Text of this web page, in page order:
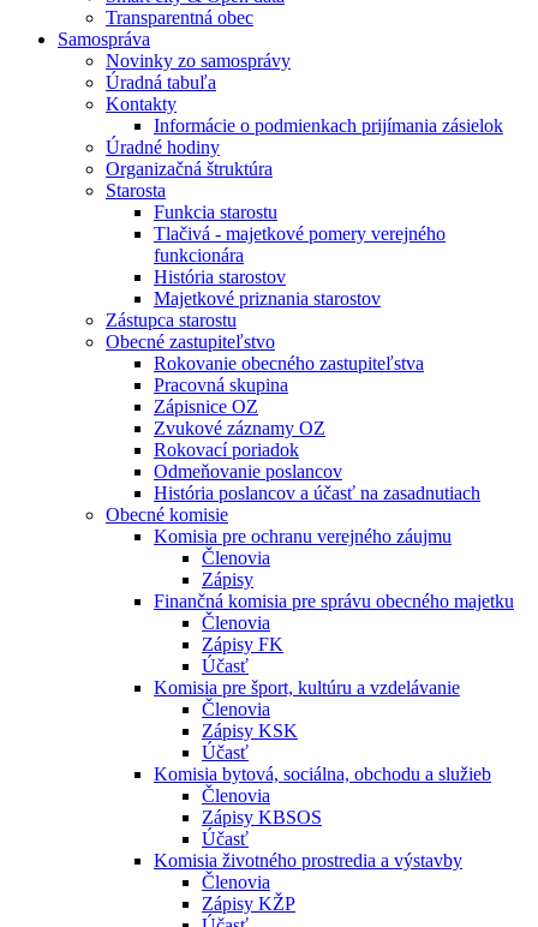
Transparentná obec
Samospráva
Novinky zo samosprávy
Úradná tabuľa
Kontakty
Informácie o podmienkach prijímania zásielok
Úradné hodiny
Organizačná štruktúra
Starosta
Funkcia starostu
Tlačivá - majetkové pomery verejného
funkcionára
História starostov
Majetkové priznania starostov
Zástupca starostu
Obecné zastupiteľstvo
Rokovanie obecného zastupiteľstva
Pracovná skupina
Zápisnice OZ
Zvukové záznamy OZ
Rokovací poriadok
Odmeňovanie poslancov
História poslancov a účasť na zasadnutiach
Obecné komisie
Komisia pre ochranu verejného záujmu
Členovia
Zápisy
Finančná komisia pre správu obecného majetku
Členovia
Zápisy FK
Účasť
Komisia pre šport, kultúru a vzdelávanie
Členovia
Zápisy KSK
Účasť
Komisia bytová, sociálna, obchodu a služieb
Členovia
Zápisy KBSOS
Účasť
Komisia životného prostredia a výstavby
Členovia
Zápisy KŽP